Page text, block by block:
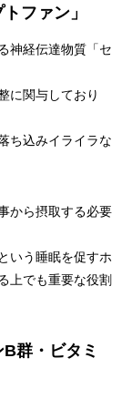
ファン」
神経伝達物質「セ
に関与しており
ち込みイライラな
から摂取する必要
いう睡眠を促すホ
上でも重要な役割
群・ビタミ